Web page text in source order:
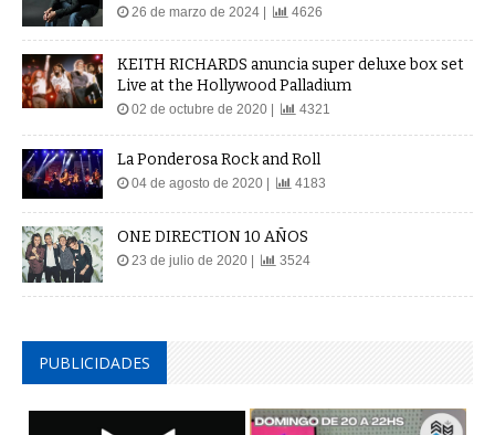
26 de marzo de 2024 | 4626
KEITH RICHARDS anuncia super deluxe box set
Live at the Hollywood Palladium
02 de octubre de 2020 | 4321
La Ponderosa Rock and Roll
04 de agosto de 2020 | 4183
ONE DIRECTION 10 AÑOS
23 de julio de 2020 | 3524
PUBLICIDADES